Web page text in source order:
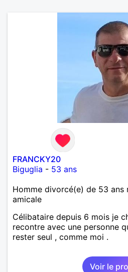
FRANCKY20
Biguglia - 53 ans
Homme divorcé(e) de 53 ans
amicale
Célibataire depuis 6 mois je
recontre avec une personne
rester seul , comme moi .
Voir le